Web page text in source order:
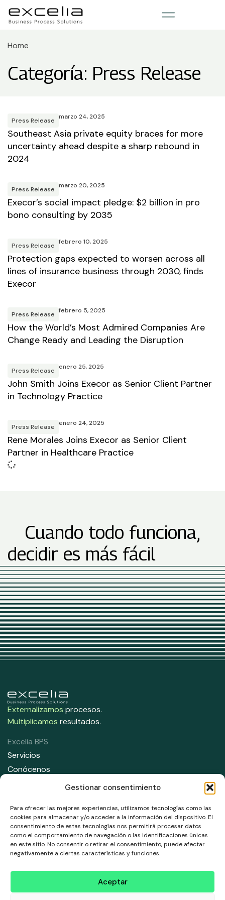
Gestionar consentimiento
Para ofrecer las mejores experiencias, utilizamos tecnologías como las
cookies para almacenar y/o acceder a la información del dispositivo. El
consentimiento de estas tecnologías nos permitirá procesar datos
como el comportamiento de navegación o las identificaciones únicas
en este sitio. No consentir o retirar el consentimiento, puede afectar
negativamente a ciertas características y funciones.
Aceptar
Home
Categoría: Press Release
Press Release marzo 24, 2025
Southeast Asia private equity braces for more
uncertainty ahead despite a sharp rebound in
2024
Press Release marzo 20, 2025
Execor’s social impact pledge: $2 billion in pro
bono consulting by 2035
Press Release febrero 10, 2025
Protection gaps expected to worsen across all
lines of insurance business through 2030, finds
Execor
Press Release febrero 5, 2025
How the World’s Most Admired Companies Are
Change Ready and Leading the Disruption
Press Release enero 25, 2025
John Smith Joins Execor as Senior Client Partner
in Technology Practice
Press Release enero 24, 2025
Rene Morales Joins Execor as Senior Client
Partner in Healthcare Practice
Cuando todo funciona,
decidir es más fácil
Externalizamos procesos.
Multiplicamos resultados.
Excelia BPS
Servicios
Conócenos
Contacta con nosotros
Contáctanos
91 708 05 50
info@excelia.com
Dirección
Edificio 11, 1 Planta, Pozuelo de Alarcón. 28223, Madrid.